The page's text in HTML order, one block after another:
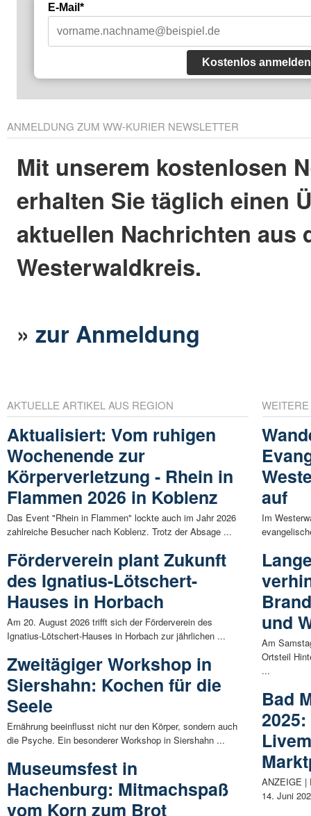
E-Mail*
Kostenlos anmelden
ANMELDUNG ZUM WW-KURIER NEWSLETTER
Mit unserem kostenlosen
erhalten Sie täglich einen
aktuellen Nachrichten aus
Westerwaldkreis.
»zur Anmeldung
AKTUELLE ARTIKEL AUS REGION
Aktualisiert: Vom ruhigen
Wochenende zur
Körperverletzung - Rhein in
Flammen 2026 in Koblenz
Das Event "Rhein in Flammen" lockte auch im Jahr 2026
zahlreiche Besucher nach Koblenz. Trotz der Absage ...
Förderverein plant Zukunft
des Ignatius-Lötschert-
Hauses in Horbach
Am 20. August 2026 trifft sich der Förderverein des
Ignatius-Lötschert-Hauses in Horbach zur jährlichen ...
Zweitägiger Workshop in
Siershahn: Kochen für die
Seele
Ernährung beeinflusst nicht nur den Körper, sondern auch
die Psyche. Ein besonderer Workshop in Siershahn ...
Museumsfest in
Hachenburg: Mitmachspaß
vom Korn zum Brot
auf
Im
und
Am
Ortsteil
...
Bad
ANZEIGE |
14. Juni